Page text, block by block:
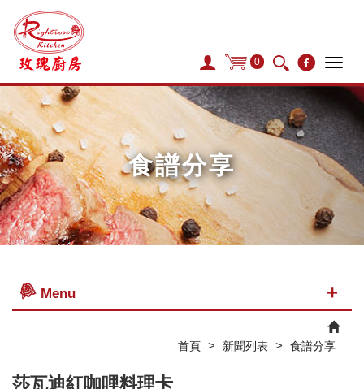
0
食譜分享
Menu
首頁 > 新聞列表 > 食譜分享
莎瓦迪紅咖哩料理卡